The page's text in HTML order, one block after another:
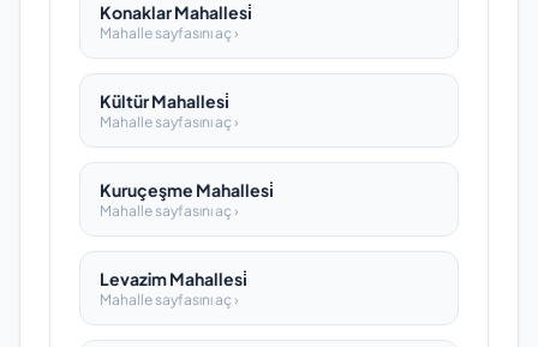
Konaklar Mahallesi̇
Mahalle sayfasını aç ›
Kültür Mahallesi̇
Mahalle sayfasını aç ›
Kuruçeşme Mahallesi̇
Mahalle sayfasını aç ›
Levazim Mahallesi̇
Mahalle sayfasını aç ›